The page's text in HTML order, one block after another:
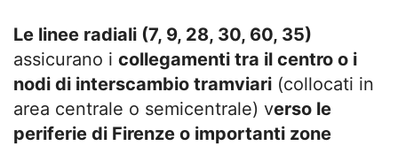
Le linee radiali (7, 9, 28, 30, 60, 35)
assicurano i collegamenti tra il centro o i
nodi di interscambio tramviari (collocati in
area centrale o semicentrale) verso le
periferie di Firenze o importanti zone